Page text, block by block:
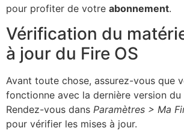
pour profiter de votre abonnement.
Vérification du
à jour du Fire OS
Avant toute chose, assurez-vous que
fonctionne avec la dernière version du
Rendez-vous dans Paramètres > Ma
pour vérifier les mises à jour.